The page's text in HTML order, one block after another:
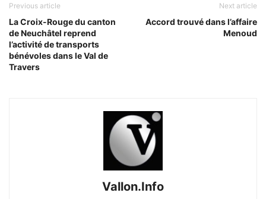
Previous article
La Croix-Rouge du canton
de Neuchâtel reprend
l’activité de transports
bénévoles dans le Val de
Travers
Next article
Accord trouvé dans l’affaire
Menoud
Vallon.Info